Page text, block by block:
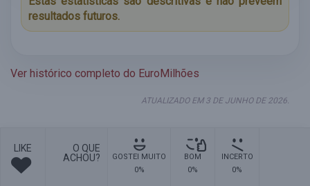
resultados futuros.
Ver histórico completo do EuroMilhões
ATUALIZADO EM 3 DE JUNHO DE 2026.
LIKE
O QUE
ACHOU?
GOSTEI MUITO
0%
BOM
0%
INCERTO
0%